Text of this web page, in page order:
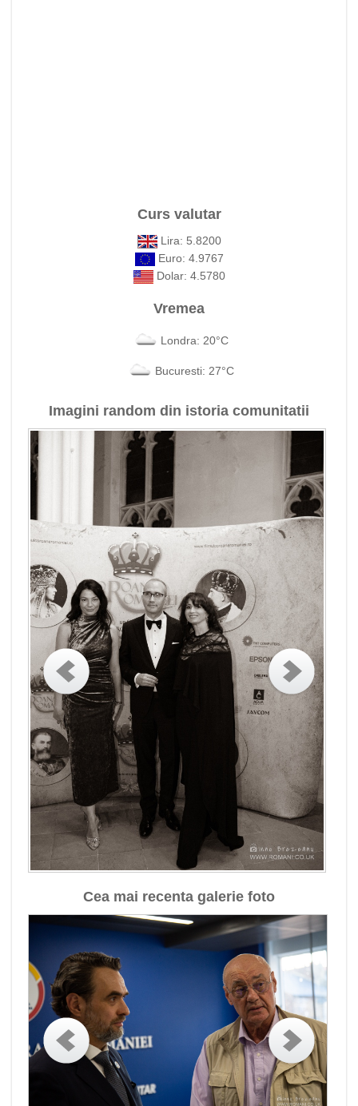
Curs valutar
Lira: 5.8200
Euro: 4.9767
Dolar: 4.5780
Vremea
Londra: 20°C
Bucuresti: 27°C
Imagini random din istoria comunitatii
Cea mai recenta galerie foto